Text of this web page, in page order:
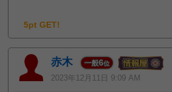
5pt GET!
赤木 一般6位
2023年12月11日 9:09 AM